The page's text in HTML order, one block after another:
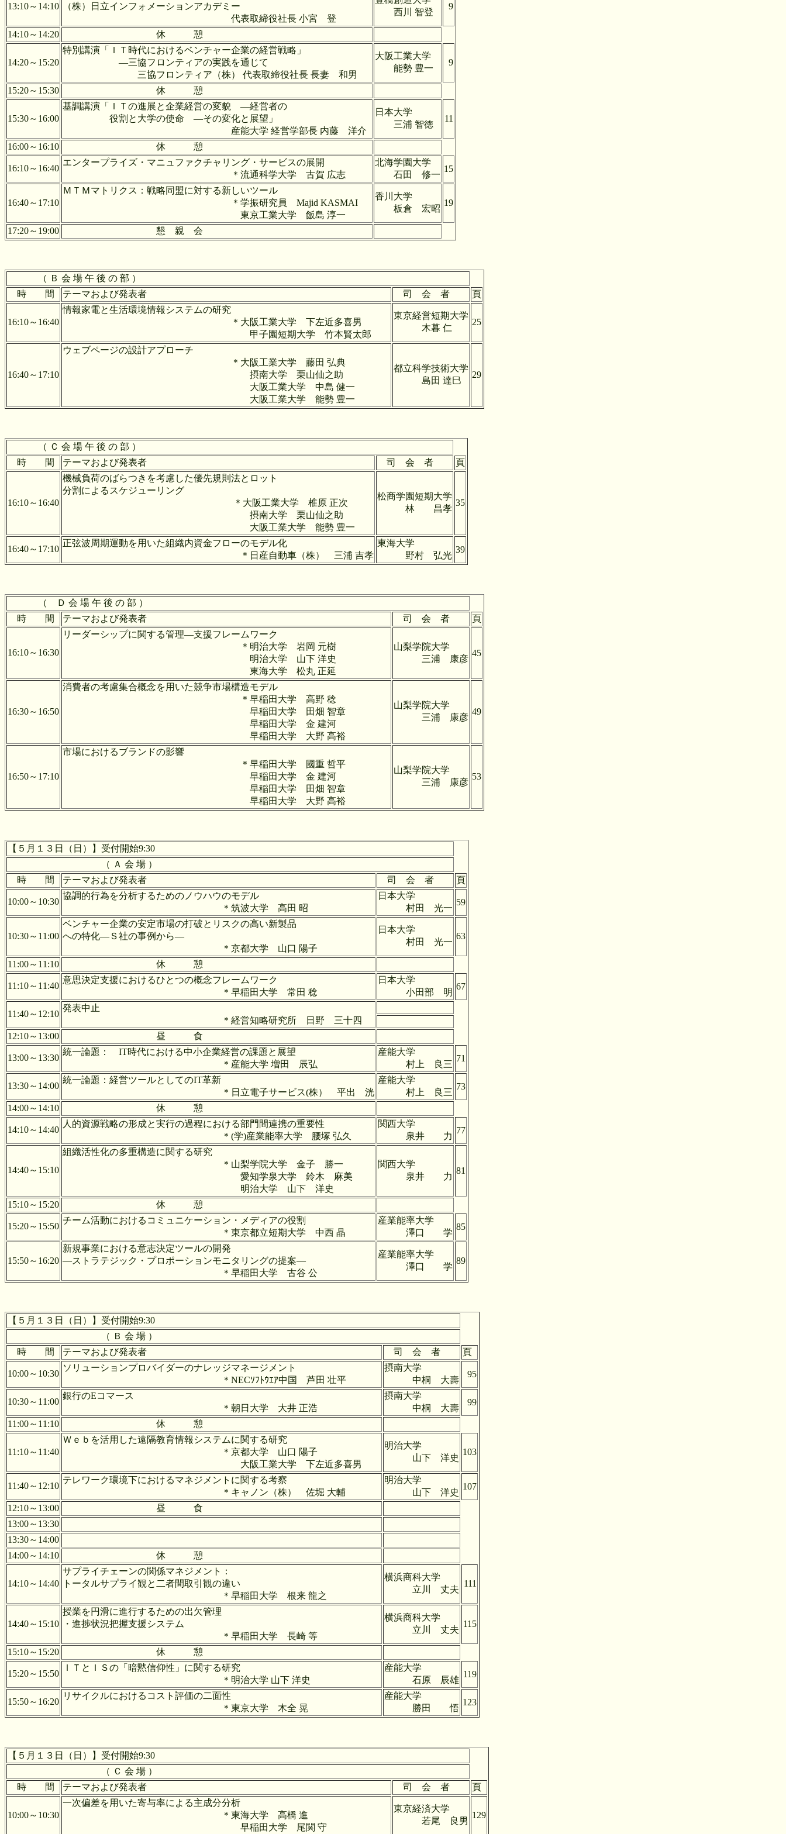
13:10～14:10
（株）日立インフォメーションアカデミー
代表取締役社長 小宮 登
西川 智登
9
14:10～14:20 休 憩
14:20～15:20
特別講演「ＩＴ時代におけるベンチャー企業の経営戦略」
―三協フロンティアの実践を通じて
三協フロンティア（株） 代表取締役社長 長妻 和男
大阪工業大学
能勢 豊一
9
15:20～15:30 休 憩
15:30～16:00
基調講演「ＩＴの進展と企業経営の変貌 ―経営者の
役割と大学の使命 ―その変化と展望」
産能大学 経営学部長 内藤 洋介
日本大学
三浦 智徳
11
16:00～16:10 休 憩
16:10～16:40
エンタープライズ・マニュファクチャリング・サービスの展開
＊流通科学大学 古賀 広志
北海学園大学
石田 修一
15
16:40～17:10
ＭＴＭマトリクス：戦略同盟に対する新しいツール
＊学振研究員 Majid KASMAI
東京工業大学 飯島 淳一
香川大学
板倉 宏昭
19
17:20～19:00 懇 親 会
（ Ｂ 会 場 午 後 の 部 ）
時 間
テーマおよび発表者 司 会 者 頁
16:10～16:40
情報家電と生活環境情報システムの研究
＊大阪工業大学 下左近多喜男
甲子園短期大学 竹本賢太郎
東京経営短期大学
木暮 仁
25
16:40～17:10
ウェブページの設計アプローチ
＊大阪工業大学 藤田 弘典
摂南大学 栗山仙之助
大阪工業大学 中島 健一
大阪工業大学 能勢 豊一
都立科学技術大学
島田 達巳
29
（ Ｃ 会 場 午 後 の 部 ）
時 間
テーマおよび発表者 司 会 者 頁
16:10～16:40
機械負荷のばらつきを考慮した優先規則法とロット
分割によるスケジューリング
＊大阪工業大学 椎原 正次
摂南大学 栗山仙之助
大阪工業大学 能勢 豊一
松商学園短期大学
林 昌孝
35
16:40～17:10
正弦波周期運動を用いた組織内資金フローのモデル化
＊日産自動車（株） 三浦 吉孝
東海大学
野村 弘光
39
（ Ｄ 会 場 午 後 の 部 ）
時 間
テーマおよび発表者 司 会 者 頁
16:10～16:30
リーダーシップに関する管理―支援フレームワーク
＊明治大学 岩岡 元樹
明治大学 山下 洋史
東海大学 松丸 正延
山梨学院大学
三浦 康彦
45
16:30～16:50
消費者の考慮集合概念を用いた競争市場構造モデル
＊早稲田大学 高野 稔
早稲田大学 田畑 智章
早稲田大学 金 建河
早稲田大学 大野 高裕
山梨学院大学
三浦 康彦
49
16:50～17:10
市場におけるブランドの影響
＊早稲田大学 國重 哲平
早稲田大学 金 建河
早稲田大学 田畑 智章
早稲田大学 大野 高裕
山梨学院大学
三浦 康彦
53
【５月１３日（日）】受付開始9:30
（ Ａ 会 場 ）
時 間
テーマおよび発表者 司 会 者 頁
10:00～10:30
協調的行為を分析するためのノウハウのモデル
＊筑波大学 高田 昭
日本大学
村田 光一
59
10:30～11:00
ベンチャー企業の安定市場の打破とリスクの高い新製品
への特化―Ｓ社の事例から―
＊京都大学 山口 陽子
日本大学
村田 光一
63
11:00～11:10 休 憩
11:10～11:40
意思決定支援におけるひとつの概念フレームワーク
＊早稲田大学 常田 稔
日本大学
小田部 明
67
11:40～12:10
発表中止
＊経営知略研究所 日野 三十四
12:10～13:00
昼 食
13:00～13:30
統一論題： IT時代における中小企業経営の課題と展望
＊産能大学 増田 辰弘
産能大学
村上 良三
71
13:30～14:00
統一論題：経営ツールとしてのIT革新
＊日立電子サービス(株） 平出 洸
産能大学
村上 良三
73
14:00～14:10 休 憩
14:10～14:40
人的資源戦略の形成と実行の過程における部門間連携の重要性
＊(学)産業能率大学 腰塚 弘久
関西大学
泉井 力
77
14:40～15:10
組織活性化の多重構造に関する研究
＊山梨学院大学 金子 勝一
愛知学泉大学 鈴木 麻美
明治大学 山下 洋史
関西大学
泉井 力
81
15:10～15:20 休 憩
15:20～15:50
チーム活動におけるコミュニケーション・メディアの役割
＊東京都立短期大学 中西 晶
産業能率大学
澤口 学
85
15:50～16:20
新規事業における意志決定ツールの開発
―ストラテジック・プロポーションモニタリングの提案―
＊早稲田大学 古谷 公
産業能率大学
澤口 学
89
【５月１３日（日）】受付開始9:30
（ Ｂ 会 場 ）
時 間
テーマおよび発表者 司 会 者 頁
10:00～10:30
ソリューションプロバイダーのナレッジマネージメント
＊NECｿﾌﾄｳｴｱ中国 芦田 壮平
摂南大学
中桐 大壽
95
10:30～11:00
銀行のEコマース
＊朝日大学 大井 正浩
摂南大学
中桐 大壽
99
11:00～11:10 休 憩
11:10～11:40
Ｗｅｂを活用した遠隔教育情報システムに関する研究
＊京都大学 山口 陽子
大阪工業大学 下左近多喜男
明治大学
山下 洋史
103
11:40～12:10
テレワーク環境下におけるマネジメントに関する考察
＊キャノン（株） 佐堀 大輔
明治大学
山下 洋史
107
12:10～13:00
昼 食
13:00～13:30
13:30～14:00
14:00～14:10
休 憩
14:10～14:40
サプライチェーンの関係マネジメント：
トータルサプライ観と二者間取引観の違い
＊早稲田大学 根来 龍之
横浜商科大学
立川 丈夫
111
14:40～15:10
授業を円滑に進行するための出欠管理
・進捗状況把握支援システム
＊早稲田大学 長崎 等
横浜商科大学
立川 丈夫
115
15:10～15:20 休 憩
15:20～15:50
ＩＴとＩＳの「暗黙信仰性」に関する研究
＊明治大学 山下 洋史
産能大学
石原 辰雄
119
15:50～16:20
リサイクルにおけるコスト評価の二面性
＊東京大学 木全 晃
産能大学
勝田 悟
123
【５月１３日（日）】受付開始9:30
（ Ｃ 会 場 ）
時 間
テーマおよび発表者 司 会 者 頁
10:00～10:30
一次偏差を用いた寄与率による主成分分析
＊東海大学 高橋 進
早稲田大学 尾関 守
東京経済大学
若尾 良男
129